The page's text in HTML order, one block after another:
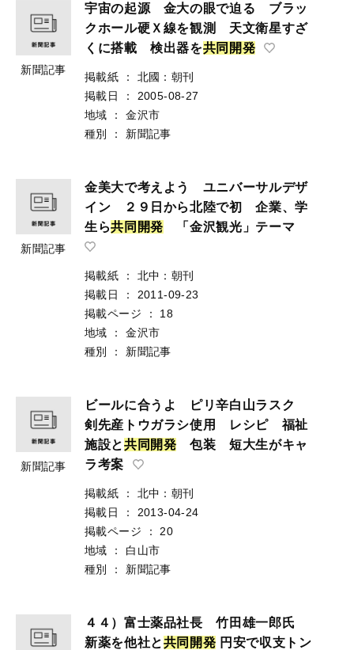
新聞記事
宇宙の起源 金大の眼で迫る ブラッ
クホール硬Ｘ線を観測 天文衛星すざ
くに搭載 検出器を共同 開発
掲載紙 ：
北國：朝刊
掲載日
：
2005-08-27
地域
：
金沢市
種別
： 新聞記事
新聞記事
金美大で考えよう ユニバーサルデザ
イン ２９日から北陸で初 企業、学
生ら共 同 開発 「金沢観光」テーマ
掲載紙 ：
北中：朝刊
掲載日
：
2011-09-23
掲載ページ
：
18
地域
：
金沢市
種別
： 新聞記事
新聞記事
ビールに合うよ ピリ辛白山ラスク
剣先産トウガラシ使用 レシピ 福祉
施設と共 同 開発 包装 短大生がキャ
ラ考案
掲載紙 ：
北中：朝刊
掲載日
：
2013-04-24
掲載ページ
：
20
地域
：
白山市
種別
： 新聞記事
４４）富士薬品社長 竹田雄一郎氏
新薬を他社と共同 開発 円安で収支トン